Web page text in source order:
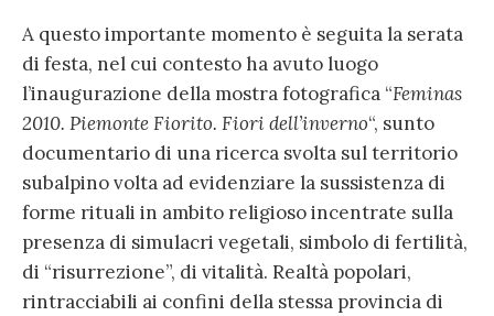
A questo importante momento è seguita la serata
di festa, nel cui contesto ha avuto luogo
l’inaugurazione della mostra fotografica “Feminas
2010. Piemonte Fiorito. Fiori dell’inverno“, sunto
documentario di una ricerca svolta sul territorio
subalpino volta ad evidenziare la sussistenza di
forme rituali in ambito religioso incentrate sulla
presenza di simulacri vegetali, simbolo di fertilità,
di “risurrezione”, di vitalità. Realtà popolari,
rintracciabili ai confini della stessa provincia di